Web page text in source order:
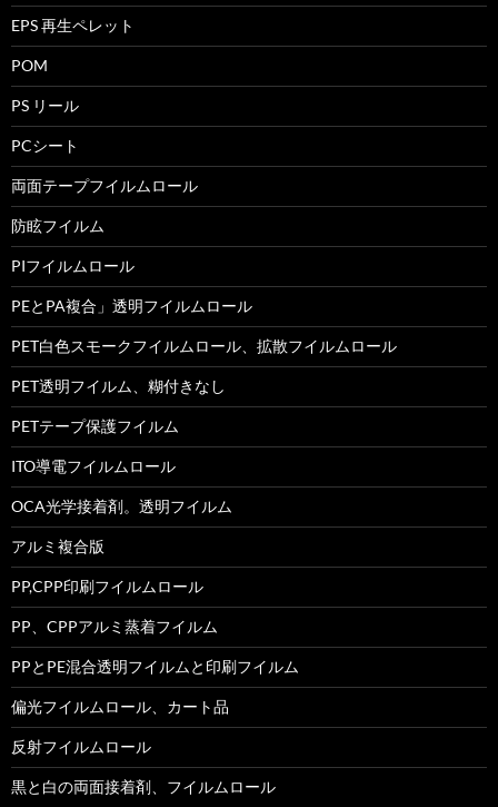
EPS 再生ペレット
POM
PS リール
PCシート
両面テープフイルムロール
防眩フイルム
PIフイルムロール
PEとPA複合」透明フイルムロール
PET白色スモークフイルムロール、拡散フイルムロール
PET透明フイルム、糊付きなし
PETテープ保護フイルム
ITO導電フイルムロール
OCA光学接着剤。透明フイルム
アルミ複合版
PP,CPP印刷フイルムロール
PP、CPPアルミ蒸着フイルム
PPとPE混合透明フイルムと印刷フイルム
偏光フイルムロール、カート品
反射フイルムロール
黒と白の両面接着剤、フイルムロール